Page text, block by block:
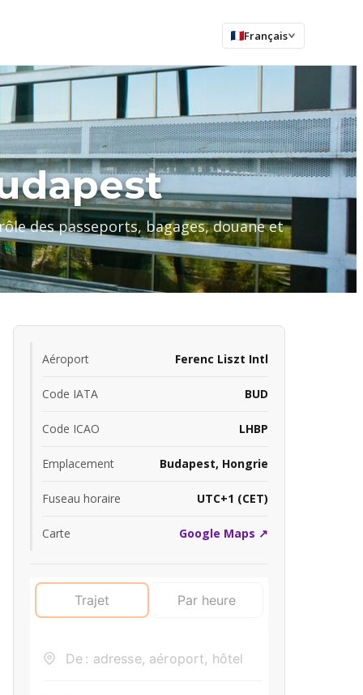
Français
des passeports, bagages, douane et
Aéroport Ferenc Liszt Intl
Code IATA BUD
Code ICAO LHBP
Emplacement Budapest, Hongrie
Fuseau horaire UTC+1 (CET)
Carte Google Maps ↗